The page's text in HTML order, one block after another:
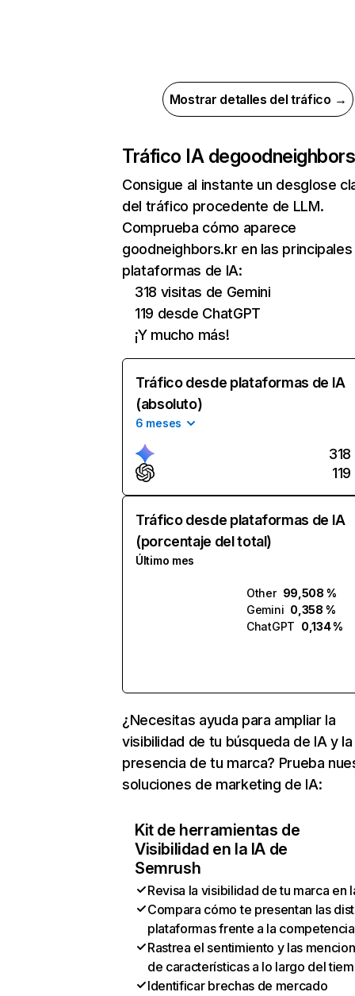
Mostrar detalles del tráfico →
Tráfico IA de
Consigue al instante un desglose
del tráfico procedente de LLM.
Comprueba cómo aparece
goodneighbors.kr en las principales
plataformas de IA:
318 visitas de Gemini
119 desde ChatGPT
¡Y mucho más!
Tráfico desde plataformas de IA
(absoluto)
6 meses
318
119
Tráfico desde plataformas de IA
(porcentaje del total)
Último mes
Other 99,508 %
Gemini 0,358 %
ChatGPT 0,134 %
¿Necesitas ayuda para ampliar la
visibilidad de tu búsqueda de IA y la
presencia de tu marca? Prueba
soluciones de marketing de IA:
Kit de herramientas de
Visibilidad en la IA de
Semrush
Revisa la visibilidad de tu marca en
Compara cómo te presentan las
plataformas frente a la competencia
Rastrea el sentimiento y las
de características a lo largo del
Identificar brechas de mercado